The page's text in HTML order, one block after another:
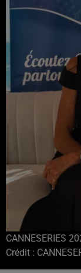
CANNESERIES
Crédit :